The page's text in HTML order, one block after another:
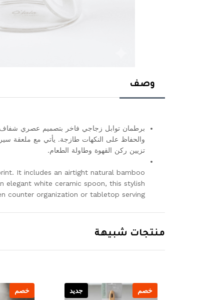
وصف
والحفاظ على النكهات طازجة. يأتي مع ملعقة
تزيين ركن القهوة وطاولة الطعام.
It includes an airtight natural bamboo
elegant white ceramic spoon, this stylish
counter organization or tabletop serving.
منتجات شبيهة
خصم جديد خصم